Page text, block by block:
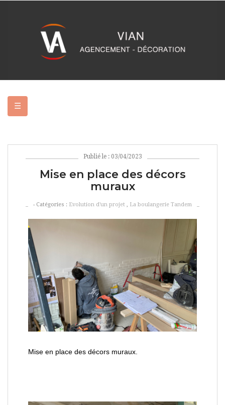
Basculer
☰
Publié le : 03/04/2023
Mise en place des décors
muraux
- Catégories : Evolution d'un projet , La boulangerie Tandem
Mise en place des décors muraux.